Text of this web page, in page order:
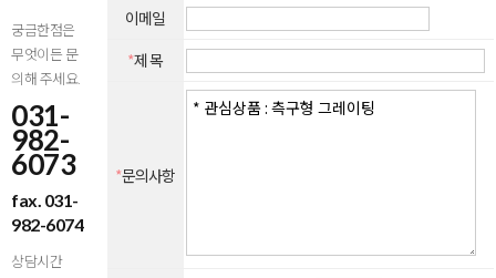
궁금한점은
무엇이든 문
의해 주세요.
031-
982-
6073
fax. 031-
982-6074
상담시간
이메일
*제 목
*문의사항